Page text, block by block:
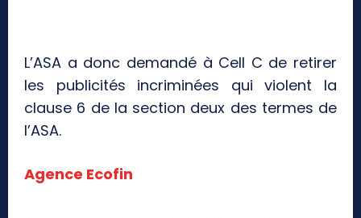
L’ASA a donc demandé à Cell C de retirer
les publicités incriminées qui violent la
clause 6 de la section deux des termes de
l’ASA.
Agence Ecofin